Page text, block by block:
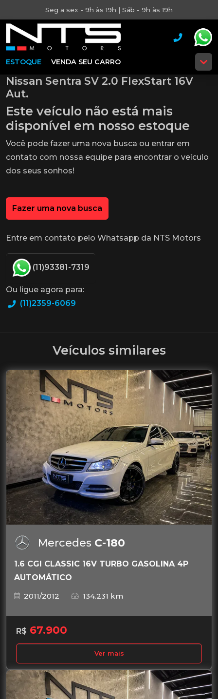
Seg a sex - 9h às 19h | Sáb - 9h às 19h
ESTOQUE VENDA SEU CARRO
Nissan Sentra SV 2.0 FlexStart 16V
Aut.
Este veículo não está mais
disponível em nosso estoque
Você pode fazer uma nova busca ou entrar em
contato com nossa equipe para encontrar o veículo
dos seus sonhos!
Fazer uma nova busca
Entre em contato pelo Whatsapp da NTS Motors
(11)93381-7319
Ou ligue agora para:
(11)2359-6069
Veículos similares
Mercedes C-180
1.6 CGI CLASSIC 16V TURBO GASOLINA 4P
AUTOMÁTICO
2011/2012
134.231 km
R$ 67.900
Ver mais